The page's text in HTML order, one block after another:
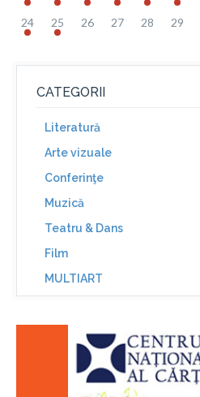
24 25 26 27 28 29
CATEGORII
Literatură
Arte vizuale
Conferinţe
Muzică
Teatru & Dans
Film
MULTIART